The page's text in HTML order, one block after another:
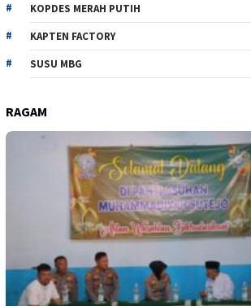
KOPDES MERAH PUTIH
KAPTEN FACTORY
SUSU MBG
RAGAM